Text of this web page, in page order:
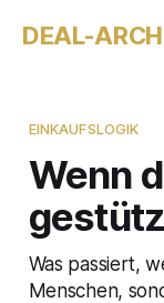
DEAL-
EINKAUFSLOGIK
Wenn
Was passiert,
Menschen,